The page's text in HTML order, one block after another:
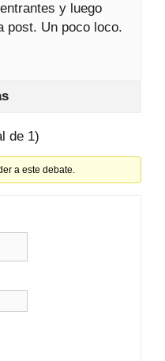
y luego
post. Un poco loco.
de 1)
a este debate.